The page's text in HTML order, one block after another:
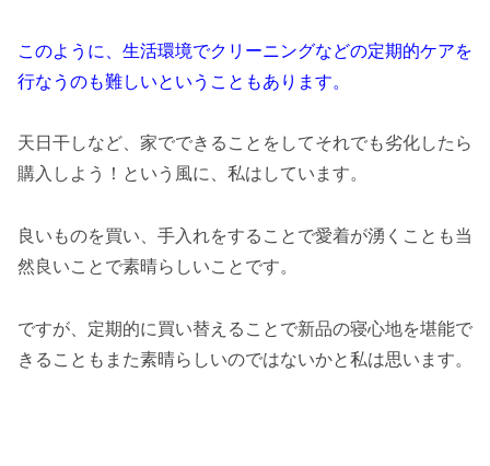
このように、生活環境でクリーニングなどの定期的ケアを
行なうのも難しいということもあります。
天日干しなど、家でできることをしてそれでも劣化したら
購入しよう！という風に、私はしています。
良いものを買い、手入れをすることで愛着が湧くことも当
然良いことで素晴らしいことです。
ですが、定期的に買い替えることで新品の寝心地を堪能で
きることもまた素晴らしいのではないかと私は思います。